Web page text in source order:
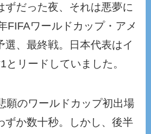
ずだった夜、それは悪夢に
FIFAワールドカップ・アメ
選、最終戦。日本代表はイ
とリードしていました。
願のワールドカップ初出場
ずか数十秒。しかし、後半